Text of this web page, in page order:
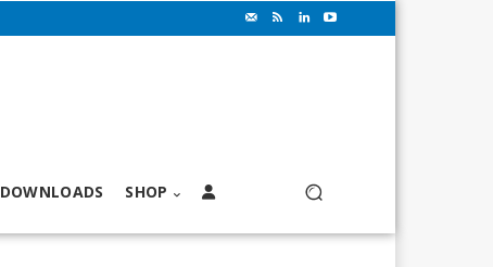
DOWNLOADS SHOP